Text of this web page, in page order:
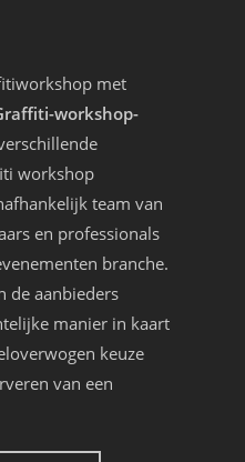
met
workshop-
workshop
team van
en professionals
branche.
de aanbieders
manier in kaart
keuze
van een